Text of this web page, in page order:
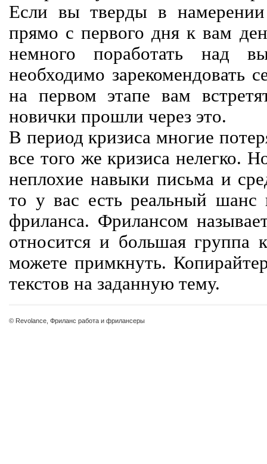
Если вы тверды в
прямо с первого дня к вам
немного поработать над
необходимо зарекомендовать
на первом этапе вам
новички прошли через это.
В период кризиса многие
все того же кризиса нелегко.
неплохие навыки письма и
то у вас есть реальный шанс
фриланса. Фрилансом
относится и большая группа
можете примкнуть.
текстов на заданную тему.
© Revolance, Фриланс работа и фрилансеры